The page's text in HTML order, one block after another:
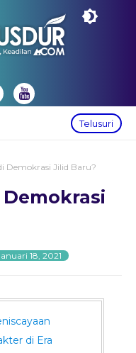
Telusuri
Demokrasi Jilid Baru?
18, 2021
di Era